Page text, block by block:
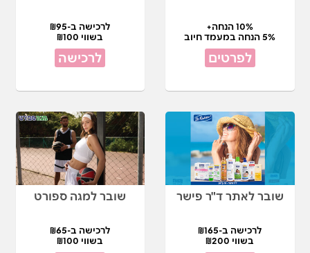
10% הנחה+
5% הנחה במעמד חיוב
לפרטים
לרכישה ב-₪95
בשווי ₪100
לרכישה
שובר לאתר ד"ר פישר
לרכישה ב-₪165
בשווי ₪200
שובר למגה ספורט
לרכישה ב-₪65
בשווי ₪100